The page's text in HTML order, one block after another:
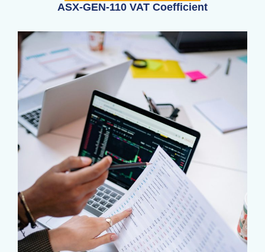
ASX-GEN-110 VAT Coefficient